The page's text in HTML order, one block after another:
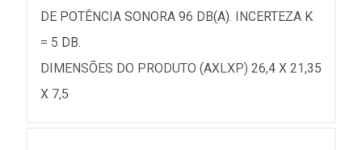
DE POTÊNCIA SONORA 96 DB(A). INCERTEZA K
= 5 DB.
DIMENSÕES DO PRODUTO (AXLXP) 26,4 X 21,35
X 7,5